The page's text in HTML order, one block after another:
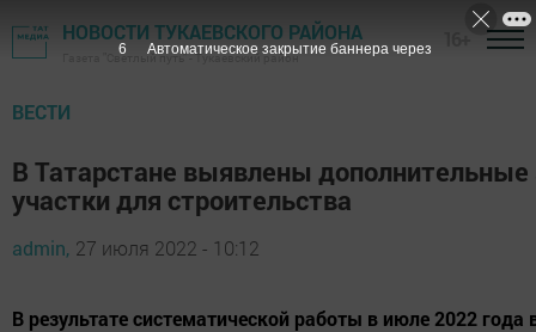
НОВОСТИ ТУКАЕВСКОГО РАЙОНА
Газета "Светлый путь" - Тукаевский район
ВЕСТИ
В Татарстане выявлены
участки для строительства
admin, 27 июля 2022 - 10:12
В результате систематической работы в июле 2022
5 Автоматическое закрытие баннера через